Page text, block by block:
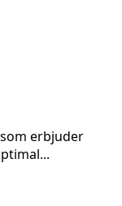
erbjuder